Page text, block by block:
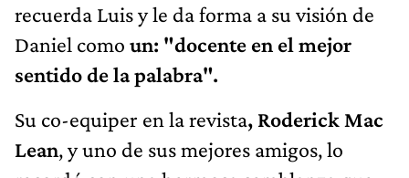
recuerda Luis y le da forma a su visión de
Daniel como un: "docente en el mejor
sentido de la palabra".
Su co-equiper en la revista, Roderick Mac
Lean, y uno de sus mejores amigos, lo